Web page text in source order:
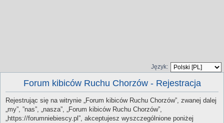
Język:
Forum kibiców Ruchu Chorzów - Rejestracja
Rejestrując się na witrynie „Forum kibiców Ruchu Chorzów”, zwanej dalej
„my”, ”nas”, „nasza”, „Forum kibiców Ruchu Chorzów”,
„https://forumniebiescy.pl”, akceptujesz wyszczególnione poniżej